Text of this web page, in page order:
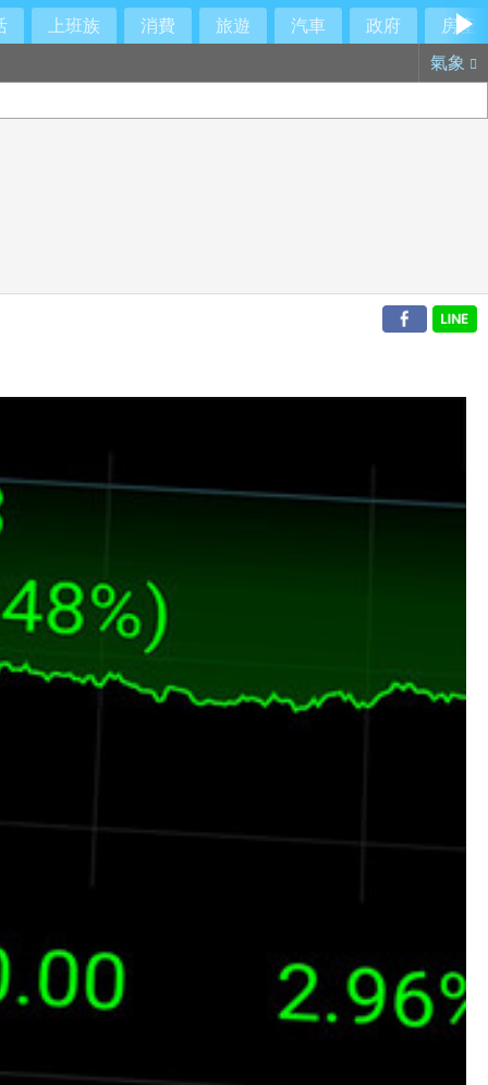
上班族 消費 旅遊 汽車 政府
房產
氣象